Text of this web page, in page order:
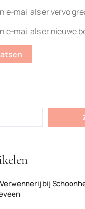
e-mail als er
e-mail als er nieuwe
bij